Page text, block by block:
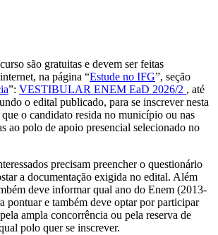
são gratuitas e devem ser feitas
na página “Estude no IFG”, seção
”: VESTIBULAR ENEM EaD 2026/2 , até
o edital publicado, para se inscrever nesta
que o candidato resida no município ou nas
ao polo de apoio presencial selecionado no
precisam preencher o questionário
a documentação exigida no edital. Além
deve informar qual ano do Enem (2013-
pontuar e também deve optar por participar
ampla concorrência ou pela reserva de
polo quer se inscrever.